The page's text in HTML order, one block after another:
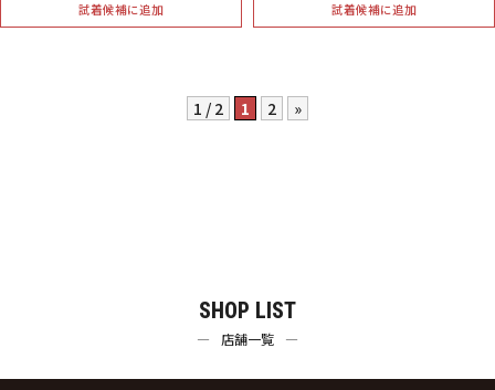
試着候補に追加 試着候補に追加
1 / 2 1 2 »
SHOP LIST
店舗一覧